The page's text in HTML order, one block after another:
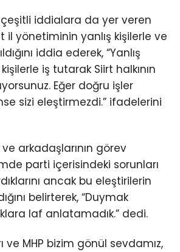
çeşitli iddialara da yer veren
il yönetiminin yanlış kişilerle ve
iddia ederek, “Yanlış
iş tutarak Siirt halkının
Eğer doğru işler
sizi eleştirmezdi.” ifadelerini
ve arkadaşlarının görev
parti içerisindeki sorunları
ancak bu eleştirilerin
belirterek, “Duymak
laf anlatamadık.” dedi.
ve MHP bizim gönül sevdamız,